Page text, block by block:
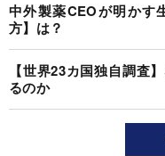
中外製薬CEOが明かす
方】は？
【世界23カ国独自調査
るのか